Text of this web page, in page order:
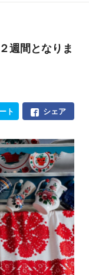
週間となりま
シェア
ト